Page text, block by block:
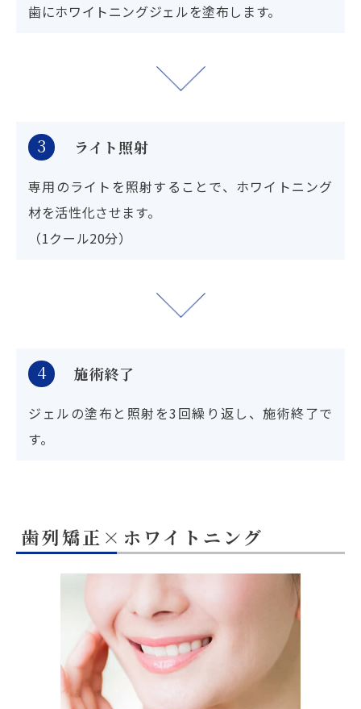
歯にホワイトニングジェルを塗布します。
3 ライト照射
専用のライトを照射することで、ホワイトニング
材を活性化させます。
（1クール20分）
4 施術終了
ジェルの塗布と照射を3回繰り返し、施術終了で
す。
歯列矯正×ホワイトニング